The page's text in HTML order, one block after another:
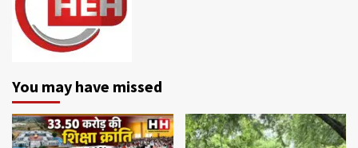
You may have missed